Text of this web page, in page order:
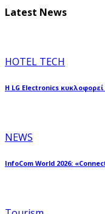
Latest News
HOTEL TECH
Η LG Electronics
NEWS
InfoCom World 2026: